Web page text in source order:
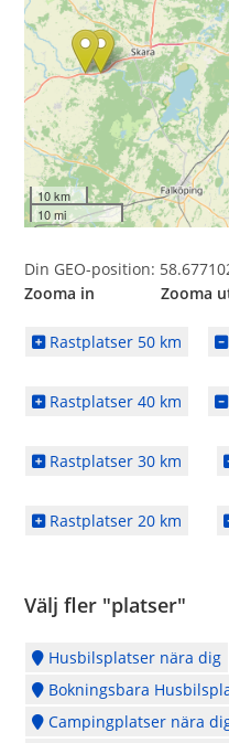
10 km
10 mi
Din GEO-position:
Zooma in Zooma
Rastplatser 50 km
Rastplatser 40 km
Rastplatser 30 km
Rastplatser 20 km
Välj fler "platser"
Husbilsplatser nära dig
Bokningsbara
Campingplatser nära